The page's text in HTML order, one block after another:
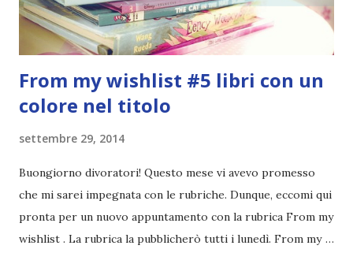
canzone scelta dalla persona ch...
From my wishlist #5 libri con un
colore nel titolo
settembre 29, 2014
Buongiorno divoratori! Questo mese vi avevo promesso
che mi sarei impegnata con le rubriche. Dunque, eccomi qui
pronta per un nuovo appuntamento con la rubrica From my
wishlist . La rubrica la pubblicherò tutti i lunedì. From my